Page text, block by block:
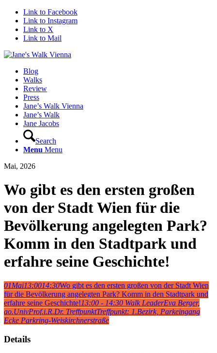
Link to Facebook
Link to Instagram
Link to X
Link to Mail
Blog
Walks
Review
Press
Jane’s Walk Vienna
Jane’s Walk
Jane Jacobs
Search
Menu Menu
Mai, 2026
Wo gibt es den ersten großen
von der Stadt Wien für die
Bevölkerung angelegten Park?
Komm in den Stadtpark und
erfahre seine Geschichte!
01Mai13:0014:30Wo gibt es den ersten großen von der Stadt Wien
für die Bevölkerung angelegten Park? Komm in den Stadtpark und
erfahre seine Geschichte!13:00 - 14:30 Walk LeaderEva Berger,
ao.UnivProf.i.R.Dr. TreffpunktTreffpunkt: 1.Bezirk, Parkeingang
Ecke Parkring-Weiskirchnerstraße
Details